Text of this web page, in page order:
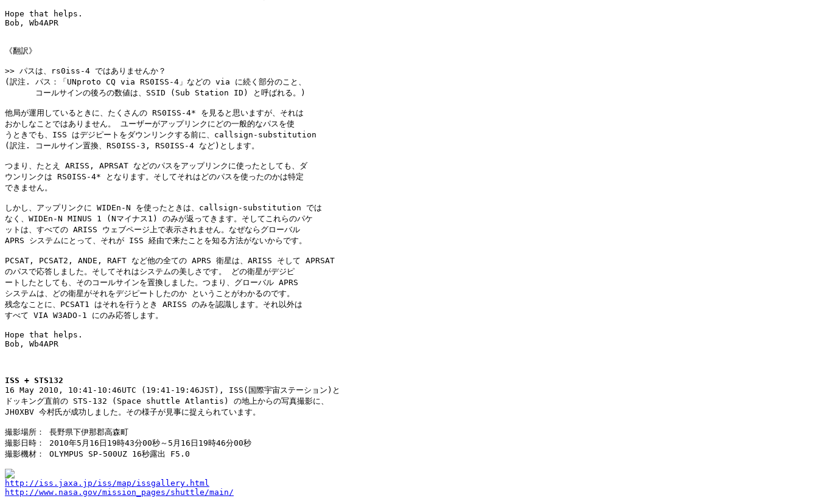
Hope that helps.
Bob, Wb4APR
《翻訳》
>> パスは、rs0iss-4 ではありませんか？
(訳注. パス：「UNproto CQ via RS0ISS-4」などの via に続く部分のこと、
コールサインの後ろの数値は、SSID (Sub Station ID) と呼ばれる。)
他局が運用しているときに、たくさんの RS0ISS-4* を見ると思いますが、それは
おかしなことではありません。 ユーザーがアップリンクにどの一般的なパスを使
うときでも、ISS はデジピートをダウンリンクする前に、callsign-substitution
(訳注. コールサイン置換、RS0ISS-3, RS0ISS-4 など)とします。
つまり、たとえ ARISS, APRSAT などのパスをアップリンクに使ったとしても、ダ
ウンリンクは RS0ISS-4* となります。そしてそれはどのパスを使ったのかは特定
できません。
しかし、アップリンクに WIDEn-N を使ったときは、callsign-substitution では
なく、WIDEn-N MINUS 1 (Nマイナス1) のみが返ってきます。そしてこれらのパケ
ットは、すべての ARISS ウェブページ上で表示されません。なぜならグローバル
APRS システムにとって、それが ISS 経由で来たことを知る方法がないからです。
PCSAT, PCSAT2, ANDE, RAFT など他の全ての APRS 衛星は、ARISS そして APRSAT
のパスで応答しました。そしてそれはシステムの美しさです。 どの衛星がデジピ
ートしたとしても、そのコールサインを置換しました。つまり、グローバル APRS
システムは、どの衛星がそれをデジピートしたのか ということがわかるのです。
残念なことに、PCSAT1 はそれを行うとき ARISS のみを認識します。それ以外は
すべて VIA W3ADO-1 にのみ応答します。
Hope that helps.
Bob, Wb4APR
ISS + STS132
16 May 2010, 10:41-10:46UTC (19:41-19:46JST), ISS(国際宇宙ステーション)と
ドッキング直前の STS-132 (Space shuttle Atlantis) の地上からの写真撮影に、
JH0XBV 今村氏が成功しました。その様子が見事に捉えられています。
撮影場所： 長野県下伊那郡高森町
撮影日時： 2010年5月16日19時43分00秒～5月16日19時46分00秒
撮影機材： OLYMPUS SP-500UZ 16秒露出 F5.0
http://iss.jaxa.jp/iss/map/issgallery.html
http://www.nasa.gov/mission_pages/shuttle/main/